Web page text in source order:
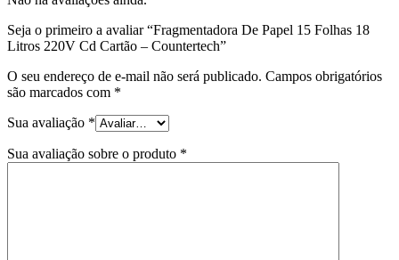
Seja o primeiro a avaliar “Fragmentadora De Papel 15 Folhas 18
Litros 220V Cd Cartão – Countertech”
O seu endereço de e-mail não será publicado. Campos obrigatórios
são marcados com *
Sua avaliação *
Sua avaliação sobre o produto *